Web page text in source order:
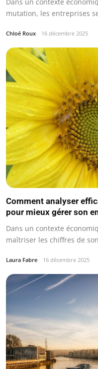
mutation, les entreprises
Chloé Roux 16 décembre 2025
Comment analyser
pour mieux gérer son
Dans un contexte
maîtriser les chiffres de
Laura Fabre 16 décembre 2025